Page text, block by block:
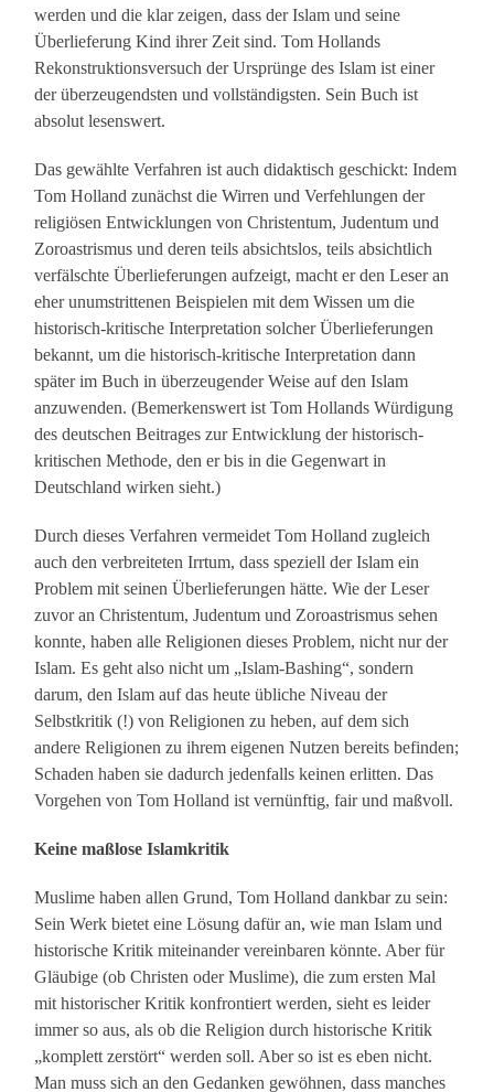
werden und die klar zeigen, dass der Islam und seine
Überlieferung Kind ihrer Zeit sind. Tom Hollands
Rekonstruktionsversuch der Ursprünge des Islam ist einer
der überzeugendsten und vollständigsten. Sein Buch ist
absolut lesenswert.
Das gewählte Verfahren ist auch didaktisch geschickt: Indem
Tom Holland zunächst die Wirren und Verfehlungen der
religiösen Entwicklungen von Christentum, Judentum und
Zoroastrismus und deren teils absichtslos, teils absichtlich
verfälschte Überlieferungen aufzeigt, macht er den Leser an
eher unumstrittenen Beispielen mit dem Wissen um die
historisch-kritische Interpretation solcher Überlieferungen
bekannt, um die historisch-kritische Interpretation dann
später im Buch in überzeugender Weise auf den Islam
anzuwenden. (Bemerkenswert ist Tom Hollands Würdigung
des deutschen Beitrages zur Entwicklung der historisch-
kritischen Methode, den er bis in die Gegenwart in
Deutschland wirken sieht.)
Durch dieses Verfahren vermeidet Tom Holland zugleich
auch den verbreiteten Irrtum, dass speziell der Islam ein
Problem mit seinen Überlieferungen hätte. Wie der Leser
zuvor an Christentum, Judentum und Zoroastrismus sehen
konnte, haben alle Religionen dieses Problem, nicht nur der
Islam. Es geht also nicht um „Islam-Bashing“, sondern
darum, den Islam auf das heute übliche Niveau der
Selbstkritik (!) von Religionen zu heben, auf dem sich
andere Religionen zu ihrem eigenen Nutzen bereits befinden;
Schaden haben sie dadurch jedenfalls keinen erlitten. Das
Vorgehen von Tom Holland ist vernünftig, fair und maßvoll.
Keine maßlose Islamkritik
Muslime haben allen Grund, Tom Holland dankbar zu sein:
Sein Werk bietet eine Lösung dafür an, wie man Islam und
historische Kritik miteinander vereinbaren könnte. Aber für
Gläubige (ob Christen oder Muslime), die zum ersten Mal
mit historischer Kritik konfrontiert werden, sieht es leider
immer so aus, als ob die Religion durch historische Kritik
„komplett zerstört“ werden soll. Aber so ist es eben nicht.
Man muss sich an den Gedanken gewöhnen, dass manches